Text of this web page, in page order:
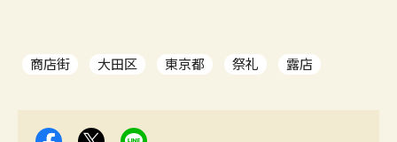
商店街 大田区 東京都 祭礼 露店